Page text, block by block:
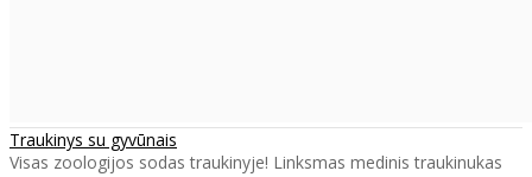
Traukinys su gyvūnais
Visas zoologijos sodas traukinyje! Linksmas medinis traukinukas